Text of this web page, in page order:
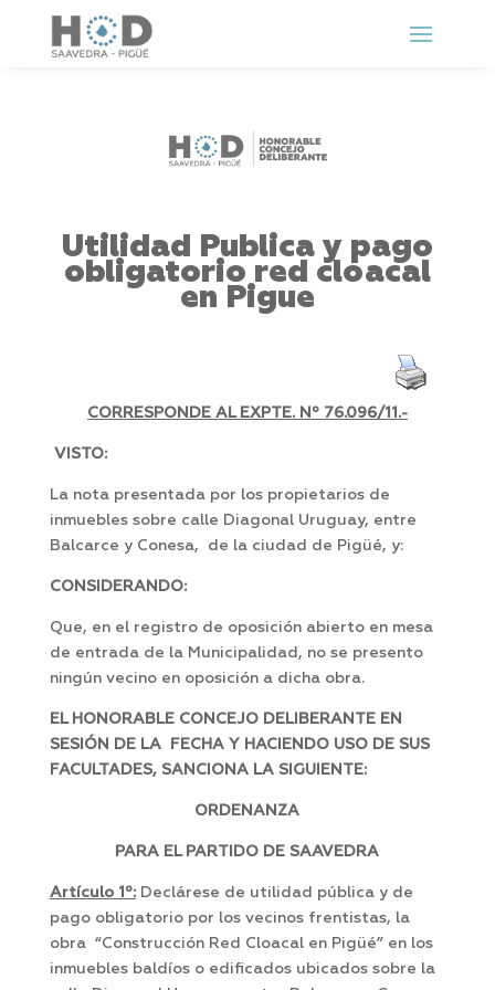
Utilidad Publica y pago
obligatorio red cloacal
en Pigue
CORRESPONDE AL EXPTE. Nº 76.096/11.-
VISTO:
La nota presentada por los propietarios de
inmuebles sobre calle Diagonal Uruguay, entre
Balcarce y Conesa, de la ciudad de Pigüé, y:
CONSIDERANDO:
Que, en el registro de oposición abierto en mesa
de entrada de la Municipalidad, no se presento
ningún vecino en oposición a dicha obra.
EL HONORABLE CONCEJO DELIBERANTE EN
SESIÓN DE LA FECHA Y HACIENDO USO DE SUS
FACULTADES, SANCIONA LA SIGUIENTE:
ORDENANZA
PARA EL PARTIDO DE SAAVEDRA
Artículo 1º:Declárese de utilidad pública y de
pago obligatorio por los vecinos frentistas, la
obra “Construcción Red Cloacal en Pigüé” en los
inmuebles baldíos o edificados ubicados sobre la